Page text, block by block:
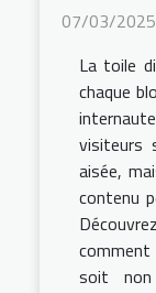
07/03/
La toile
chaque
visiteurs
aisée,
contenu
soit